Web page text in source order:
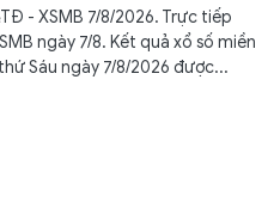
- XSMB 7/8/2026. Trực tiếp
ngày 7/8. Kết quả xổ số miền
Sáu ngày 7/8/2026 được...